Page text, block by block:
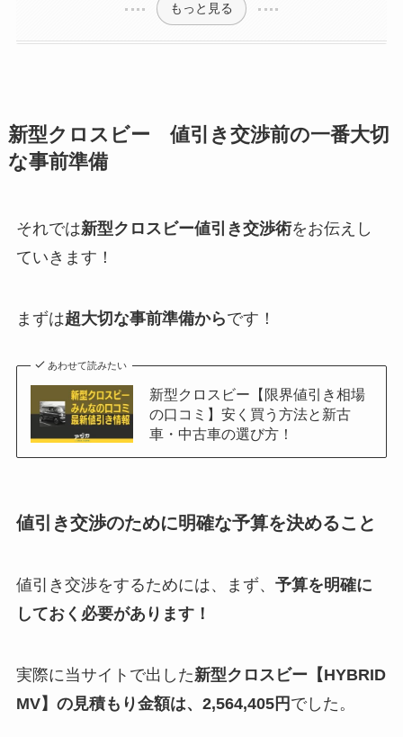
もっと見る
新型クロスビー 値引き交渉前の一番大切
な事前準備
それでは新型クロスビー値引き交渉術をお伝えし
ていきます！
まずは超大切な事前準備からです！
あわせて読みたい
新型クロスビー【限界値引き相場
の口コミ】安く買う方法と新古
車・中古車の選び方！
値引き交渉のために明確な予算を決めること
値引き交渉をするためには、まず、 予算を明確に
しておく必要があります！
実際に当サイトで出した新型クロスビー 【HYBRID
MV】の見積もり金額は、2,564,405円 でした。